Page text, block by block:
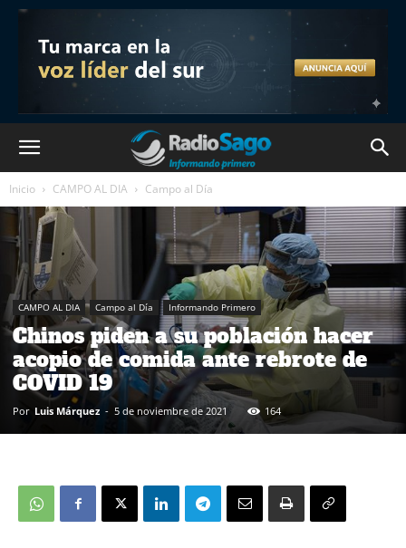
Inicio CAMPO AL DIA Campo al Día
CAMPO AL DIA Campo al Día Informando Primero
Chinos piden a su población hacer
acopio de comida ante rebrote de
COVID 19
Por Luis Márquez - 5 de noviembre de 2021 164